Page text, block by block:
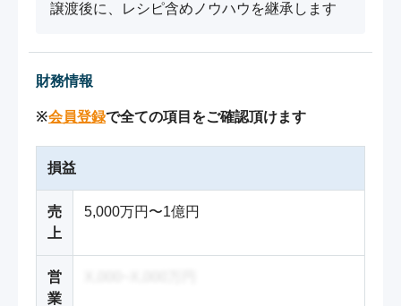
譲渡後に、レシピ含めノウハウを継承します
財務情報
※会員登録で全ての項目をご確認頂けます
損益
売
上
5,000万円〜1億円
営
業